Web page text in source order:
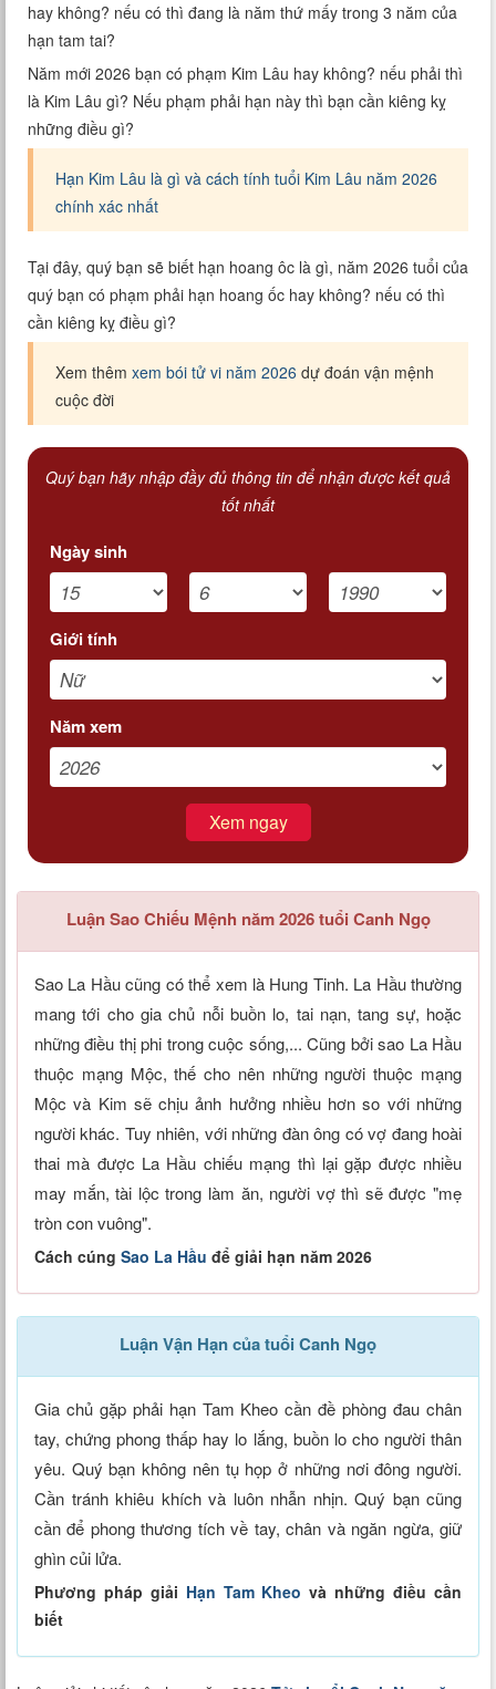
hay không? nếu có thì đang là năm thứ mấy trong 3 năm của
hạn tam tai?
Năm mới 2026 bạn có phạm Kim Lâu hay không? nếu phải thì
là Kim Lâu gì? Nếu phạm phải hạn này thì bạn cần kiêng kỵ
những điều gì?
Hạn Kim Lâu là gì và cách tính tuổi Kim Lâu năm 2026
chính xác nhất
Tại đây, quý bạn sẽ biết hạn hoang ôc là gì, năm 2026 tuổi của
quý bạn có phạm phải hạn hoang ốc hay không? nếu có thì
cần kiêng kỵ điều gì?
Xem thêm xem bói tử vi năm 2026 dự đoán vận mệnh
cuộc đời
Quý bạn hãy nhập đầy đủ thông tin để nhận được kết quả
tốt nhất
Ngày sinh
Giới tính
Năm xem
Xem ngay
Luận Sao Chiếu Mệnh năm 2026 tuổi Canh Ngọ
Sao La Hầu cũng có thể xem là Hung Tinh. La Hầu thường
mang tới cho gia chủ nỗi buồn lo, tai nạn, tang sự, hoặc
những điều thị phi trong cuộc sống,... Cũng bởi sao La Hầu
thuộc mạng Mộc, thế cho nên những người thuộc mạng
Mộc và Kim sẽ chịu ảnh hưởng nhiều hơn so với những
người khác. Tuy nhiên, với những đàn ông có vợ đang hoài
thai mà được La Hầu chiếu mạng thì lại gặp được nhiều
may mắn, tài lộc trong làm ăn, người vợ thì sẽ được "mẹ
tròn con vuông".
Cách cúng Sao La Hầu để giải hạn năm 2026
Luận Vận Hạn của tuổi Canh Ngọ
Gia chủ gặp phải hạn Tam Kheo cần đề phòng đau chân
tay, chứng phong thấp hay lo lắng, buồn lo cho người thân
yêu. Quý bạn không nên tụ họp ở những nơi đông người.
Cần tránh khiêu khích và luôn nhẫn nhịn. Quý bạn cũng
cần để phong thương tích về tay, chân và ngăn ngừa, giữ
ghìn củi lửa.
Phương pháp giải Hạn Tam Kheo và những điều cần
biết